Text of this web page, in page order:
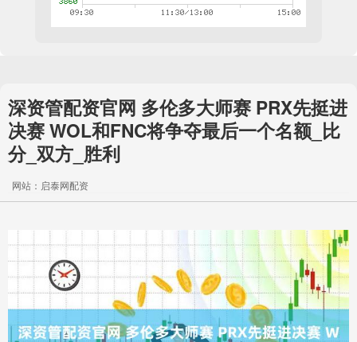
深资管配资官网 多伦多大师赛 PRX先挺进
决赛 WOL和FNC将争夺最后一个名额_比
分_双方_胜利
网站：启泰网配资